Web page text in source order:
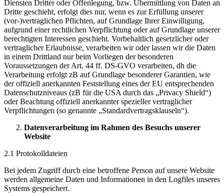
Diensten Dritter oder Offenlegung, bzw. Übermittlung von Daten an
Dritte geschieht, erfolgt dies nur, wenn es zur Erfüllung unserer
(vor-)vertraglichen Pflichten, auf Grundlage Ihrer Einwilligung,
aufgrund einer rechtlichen Verpflichtung oder auf Grundlage unserer
berechtigten Interessen geschieht. Vorbehaltlich gesetzlicher oder
vertraglicher Erlaubnisse, verarbeiten wir oder lassen wir die Daten
in einem Drittland nur beim Vorliegen der besonderen
Voraussetzungen der Art. 44 ff. DS-GVO verarbeiten, dh die
Verarbeitung erfolgt zB auf Grundlage besonderer Garantien, wie
der offiziell anerkannten Feststellung eines der EU entsprechenden
Datenschutzniveaus (zB für die USA durch das „Privacy Shield“)
oder Beachtung offiziell anerkannter spezieller vertraglicher
Verpflichtungen (so genannte „Standardvertragsklauseln“).
Datenverarbeitung im Rahmen des Besuchs unserer
Website
2.1 Protokolldateien
Bei jedem Zugriff durch eine betroffene Person auf unsere Website
werden allgemeine Daten und Informationen in den Logfiles unseres
Systems gespeichert.